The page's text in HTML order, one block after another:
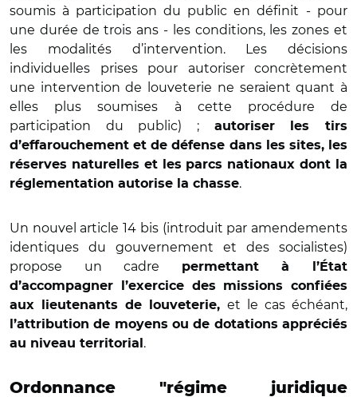
soumis à participation du public en définit - pour
une durée de trois ans - les conditions, les zones et
les modalités d’intervention. Les décisions
individuelles prises pour autoriser concrètement
une intervention de louveterie ne seraient quant à
elles plus soumises à cette procédure de
participation du public) ;
autoriser les tirs
d’effarouchement et de défense dans les sites, les
réserves naturelles et les parcs nationaux dont la
réglementation autorise la chasse.
Un nouvel article 14 bis (introduit par amendements
identiques du gouvernement et des socialistes)
propose un cadre
permettant à l’État
d’accompagner l’exercice des missions confiées
aux lieutenants de louveterie, et le cas échéant,
l’attribution de moyens ou de dotations appréciés
au niveau territorial .
Ordonnance "régime juridique